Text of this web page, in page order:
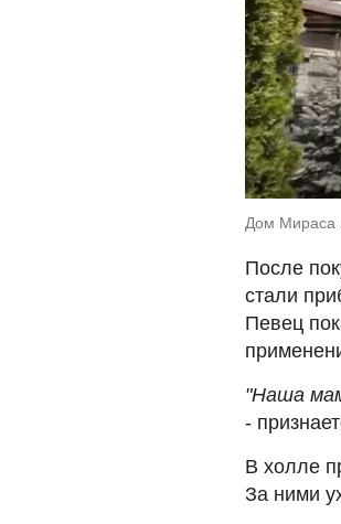
Дом Мираса
После
стали
Певец
"Наша
-
В холле
За ними